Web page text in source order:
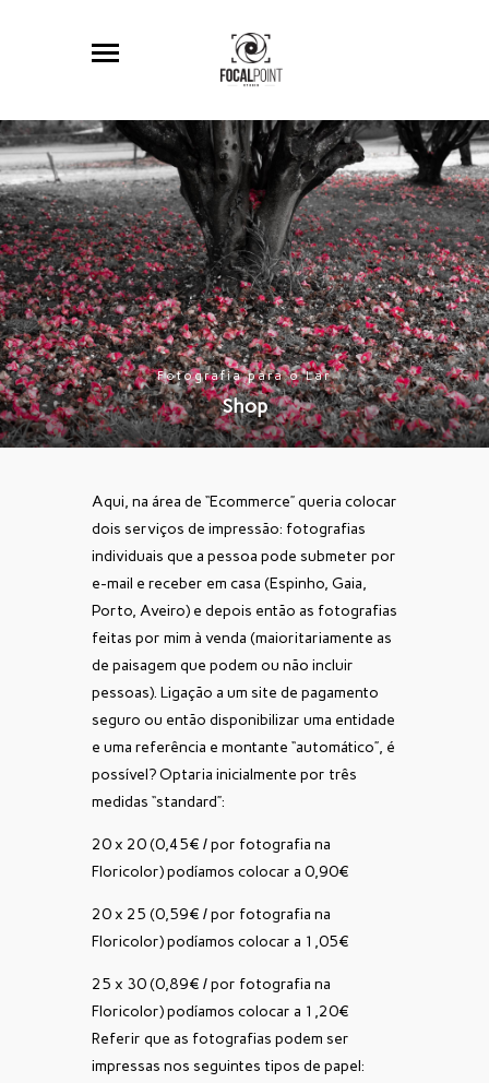
Fotografia para o Lar
Shop
Aqui, na área de “Ecommerce” queria colocar
dois serviços de impressão: fotografias
individuais que a pessoa pode submeter por
e-mail e receber em casa (Espinho, Gaia,
Porto, Aveiro) e depois então as fotografias
feitas por mim à venda (maioritariamente as
de paisagem que podem ou não incluir
pessoas). Ligação a um site de pagamento
seguro ou então disponibilizar uma entidade
e uma referência e montante “automático”, é
possível? Optaria inicialmente por três
medidas “standard”:
20 x 20 (0,45€ / por fotografia na
Floricolor) podíamos colocar a 0,90€
20 x 25 (0,59€ / por fotografia na
Floricolor) podíamos colocar a 1,05€
25 x 30 (0,89€ / por fotografia na
Floricolor) podíamos colocar a 1,20€
Referir que as fotografias podem ser
impressas nos seguintes tipos de papel: